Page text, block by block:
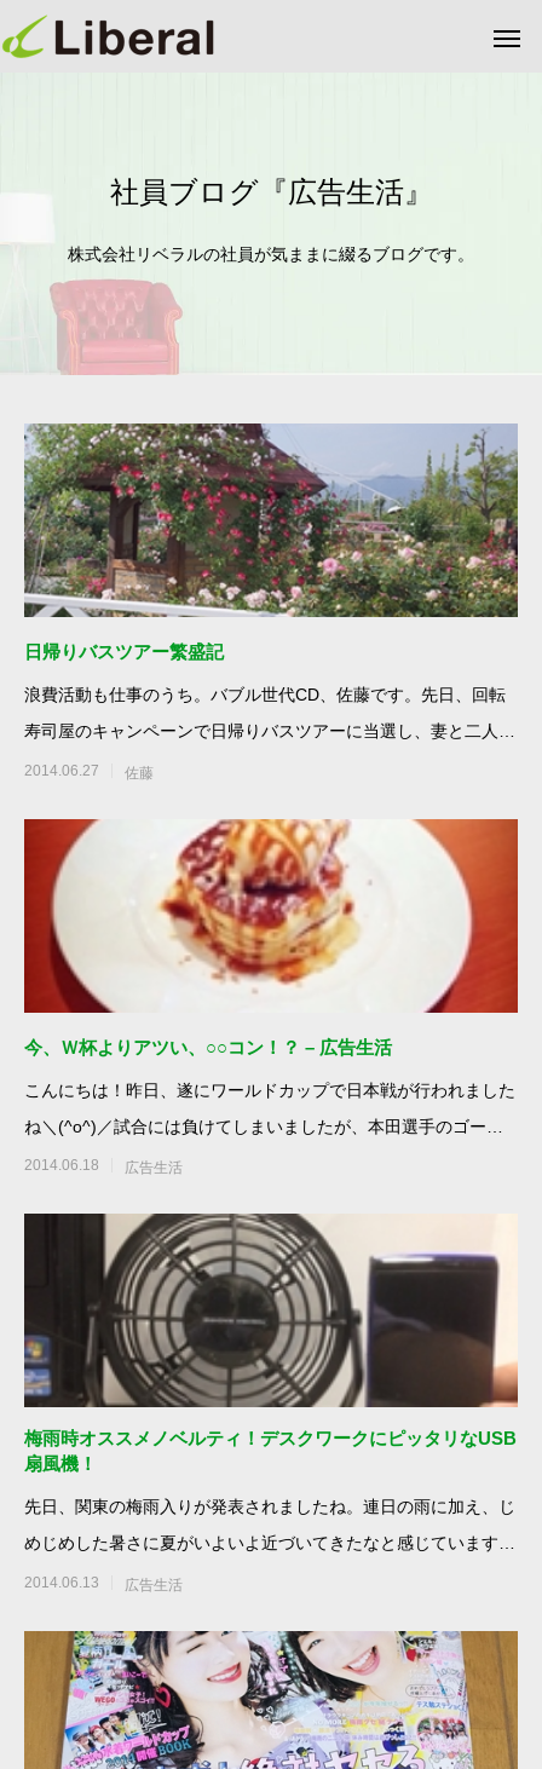
社員ブログ『広告生活』
株式会社リベラルの社員が気ままに綴るブログです。
日帰りバスツアー繁盛記
浪費活動も仕事のうち。バブル世代CD、佐藤です。先日、回転
寿司屋のキャンペーンで日帰りバスツアーに当選し、妻と二人で
参加してきました。メ
2014.06.27 佐藤
今、Ｗ杯よりアツい、○○コン！？ – 広告生活
こんにちは！昨日、遂にワールドカップで日本戦が行われました
ね＼(^o^)／試合には負けてしまいましたが、本田選手のゴール
には日本中がひと
2014.06.18 広告生活
梅雨時オススメノベルティ！デスクワークにピッタリなUSB
扇風機！
先日、関東の梅雨入りが発表されましたね。連日の雨に加え、じ
めじめした暑さに夏がいよいよ近づいてきたなと感じています。
この時期の営業活動は
2014.06.13 広告生活